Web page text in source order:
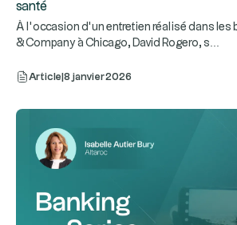
santé
À l’occasion d’un entretien réalisé dans les
& Company à Chicago, David Rogero, s
Article 8 janvier 2026